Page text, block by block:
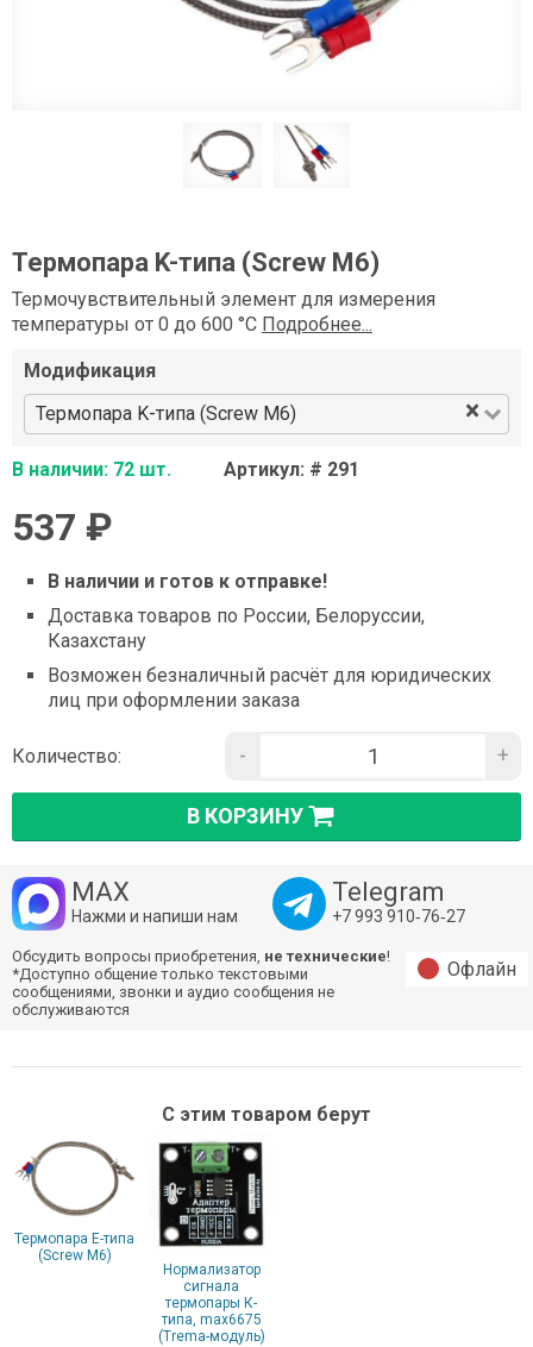
Термопара K-типа (Screw М6)
Термочувствительный элемент для измерения
температуры от 0 до 600 °C Подробнее...
Модификация
Термопара K-типа (Screw М6)
×
В наличии: 72 шт. Артикул: # 291
537 ₽
В наличии и готов к отправке!
Доставка товаров по России, Белоруссии,
Казахстану
Возможен безналичный расчёт для юридических
лиц при оформлении заказа
Количество: - +
В КОРЗИНУ
MAX
Нажми и напиши нам
Telegram
+7 993 910‑76‑27
Обсудить вопросы приобретения, не технические!
*Доступно общение только текстовыми
сообщениями, звонки и аудио сообщения не
обслуживаются
Офлайн
С этим товаром берут
Термопара E-типа
(Screw М6)
Нормализатор
сигнала
термопары К-
типа, max6675
(Trema-модуль)